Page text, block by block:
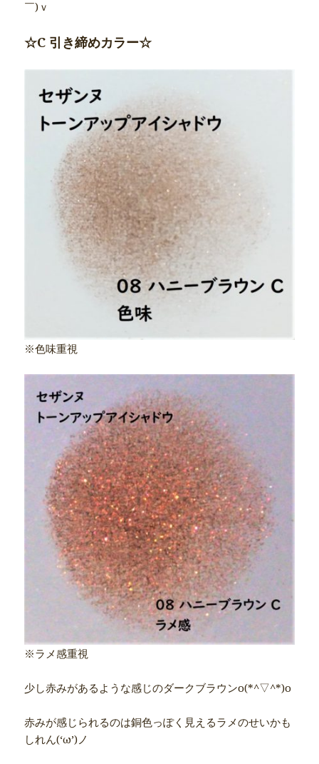
￣)ｖ
☆C 引き締めカラー☆
※色味重視
※ラメ感重視
少し赤みがあるような感じのダークブラウンo(*^▽^*)o
赤みが感じられるのは銅色っぽく見えるラメのせいかも
しれん(‘ω’)ノ